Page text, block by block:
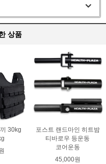
상품
30kg
포스트 랜드마인 히트밤
티바로우 등운동
코어운동
45,000원